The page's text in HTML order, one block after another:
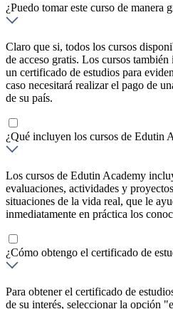
¿Puedo tomar este curso de manera
Claro que si, todos los cursos
de acceso gratis. Los cursos
un certificado de estudios para
caso necesitará realizar el pago de
de su país.
¿Qué incluyen los cursos de Edutin
Los cursos de Edutin Academy
evaluaciones, actividades y
situaciones de la vida real, que le
inmediatamente en práctica los
¿Cómo obtengo el certificado de
Para obtener el certificado de
de su interés, seleccionar la opción